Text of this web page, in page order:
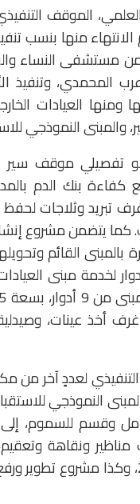
الموقف
منها بنسب
مستشفى النساء
وتنفيذ
ومنها العيادات
والمبنى النموذجي
موقف سير
بنك الدم
اجتماعات. كما يتضمن
جانب إنشاء مبنى جديد متصل يتكون
أخذ عينات،
لعددٍ آخر من
النموذجي
وقسم للسموم،
ونقاهة